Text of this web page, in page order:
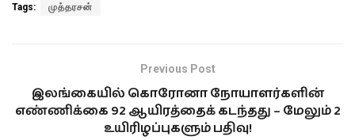
Tags: முத்தரசன்
Previous Post
இலங்கையில் கொரோனா நோயாளர்களின்
எண்ணிக்கை 92 ஆயிரத்தைக் கடந்தது – மேலும் 2
உயிரிழப்புகளும் பதிவு!